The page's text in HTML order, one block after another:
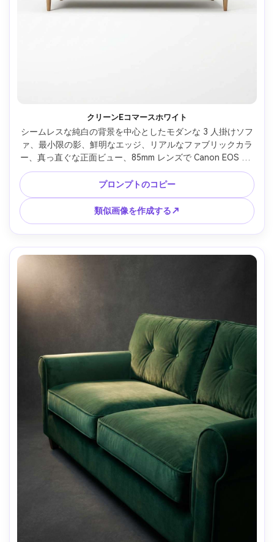
クリーンEコマースホワイト
シームレスな純白の背景を中心としたモダンな 3 人掛けソフ
ァ、最小限の影、鮮明なエッジ、リアルなファブリックカラ
ー、真っ直ぐな正面ビュー、85mm レンズで Canon EOS R5
で撮影、f/8、超リアルな製品写真、高解像度、シャープな焦
点、小道具、テキストなし --ar 4:5
プロンプトのコピー
類似画像を作成する↗